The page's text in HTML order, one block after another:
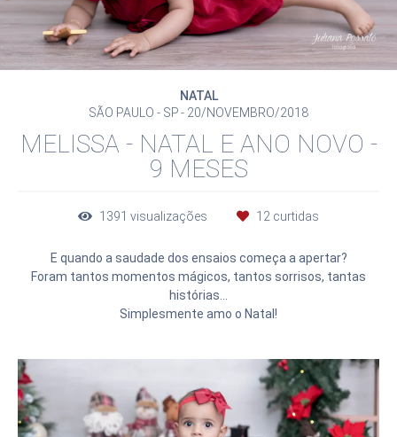
NATAL
SÃO PAULO - SP
20/NOVEMBRO/2018
MELISSA - NATAL E ANO NOVO -
9 MESES
1391 visualizações 12 curtidas
E quando a saudade dos ensaios começa a apertar?
Foram tantos momentos mágicos, tantos sorrisos, tantas
histórias...
Simplesmente amo o Natal!